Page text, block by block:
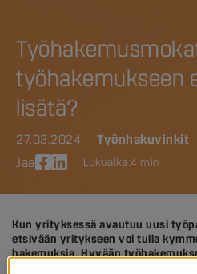
työhakemukseen
lisätä?
27.03.2024
Työnhakuvinkit
Jaa
Lukuaika:4 min
Kun yrityksessä avautuu uusi
etsivään yritykseen voi tulla
hakemuksia. Hyvään